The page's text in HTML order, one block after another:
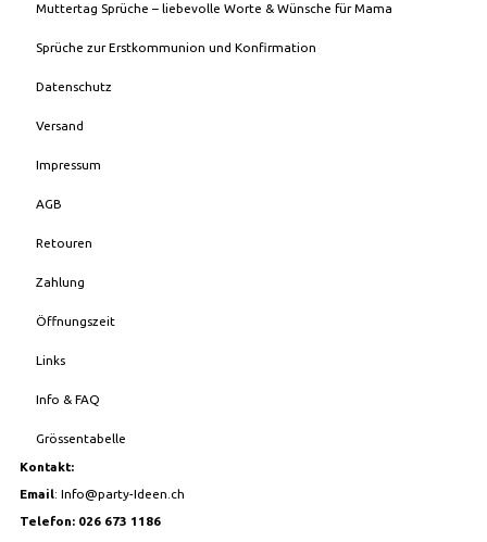
Muttertag Sprüche – liebevolle Worte & Wünsche für Mama
Sprüche zur Erstkommunion und Konfirmation
Datenschutz
Versand
Impressum
AGB
Retouren
Zahlung
Öffnungszeit
Links
Info & FAQ
Grössentabelle
Kontakt:
Email: Info@party-Ideen.ch
Telefon: 026 673 1186